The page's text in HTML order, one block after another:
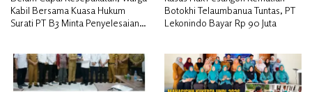
Kabil Bersama Kuasa Hukum
Surati PT B3 Minta Penyelesaian
Botokhi Telaumbanua Tuntas, PT
Lekonindo Bayar Rp 90 Juta